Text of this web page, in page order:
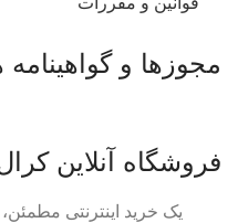
مجوزها و گواهینامه
فروشگاه آنلاین
یک خرید اینترنتی